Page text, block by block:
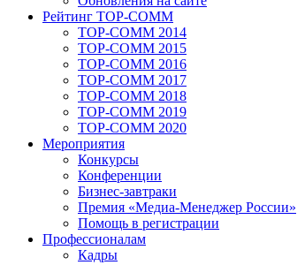
Рейтинг TOP-COMM
TOP-COMM 2014
TOP-COMM 2015
TOP-COMM 2016
TOP-COMM 2017
TOP-COMM 2018
TOP-COMM 2019
TOP-COMM 2020
Мероприятия
Конкурсы
Конференции
Бизнес-завтраки
Премия «Медиа-Менеджер России»
Помощь в регистрации
Профессионалам
Кадры